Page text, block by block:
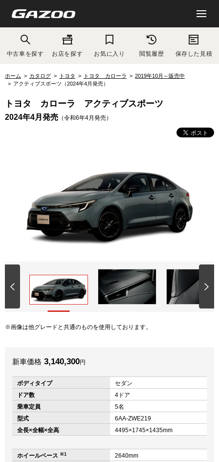
中古車を探す お店を探す お気に入り 閲覧履歴 保存した見積
ホーム カタログ トヨタ トヨタ カローラ
2019年10月～販売中
アクティブスポーツ（2024年4月発売）
トヨタ カローラ アクティブスポーツ
2024年4月発売 （令和6年4月発売）
画像は他グレードと共通のものを使用しております。
新車価格 3,140,300円
ボディタイプ
セダン
ドア数
4ドア
乗車定員
5名
型式
6AA-ZWE219
全長×全幅×全高
4495×1745×1435mm
ホイールベース ※1
2640mm